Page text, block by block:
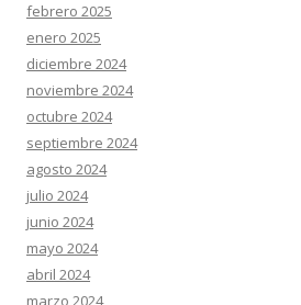
febrero 2025
enero 2025
diciembre 2024
noviembre 2024
octubre 2024
septiembre 2024
agosto 2024
julio 2024
junio 2024
mayo 2024
abril 2024
marzo 2024